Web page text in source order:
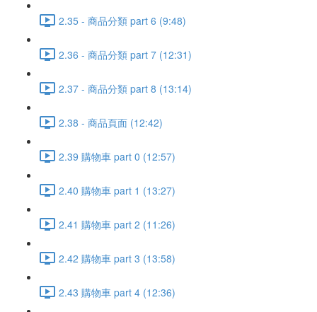
2.35 - 商品分類 part 6 (9:48)
2.36 - 商品分類 part 7 (12:31)
2.37 - 商品分類 part 8 (13:14)
2.38 - 商品頁面 (12:42)
2.39 購物車 part 0 (12:57)
2.40 購物車 part 1 (13:27)
2.41 購物車 part 2 (11:26)
2.42 購物車 part 3 (13:58)
2.43 購物車 part 4 (12:36)